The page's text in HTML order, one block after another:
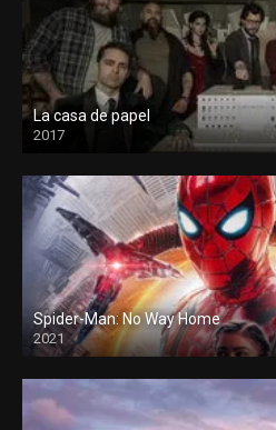
La casa de papel
2017
Spider-Man: No Way Home
2021